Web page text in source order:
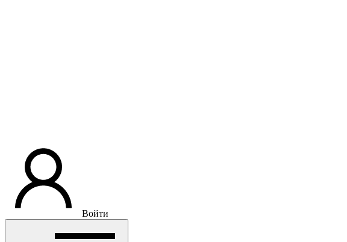
Войти